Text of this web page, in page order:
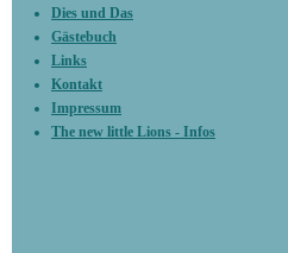
Dies und Das
Gästebuch
Links
Kontakt
Impressum
The new little Lions - Infos